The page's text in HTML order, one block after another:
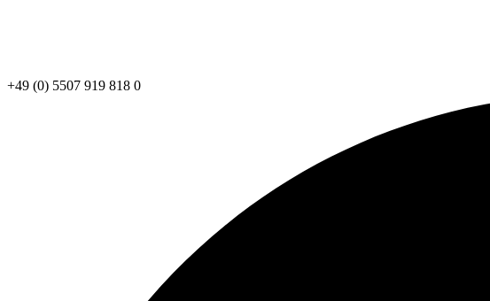
+49 (0) 5507 919 818 0